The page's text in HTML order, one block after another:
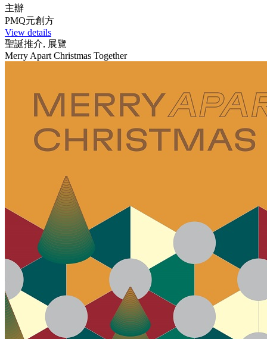
主辦
PMQ元創方
View details
聖誕推介, 展覽
Merry Apart Christmas Together